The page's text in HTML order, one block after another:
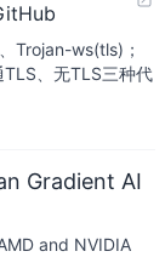
Trojan-ws(tls)；
、无TLS三种代
Gradient AI
and NVIDIA